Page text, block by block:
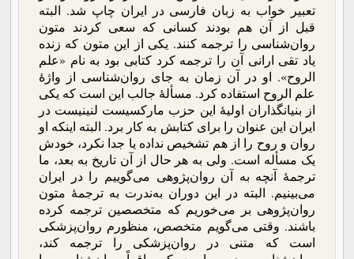
تعبیر خواب به زبان فارسی در ایران چاپ شد. البته
قبل از آن هم بودند کسانی که سعی کردند متون
روان‌شناسی را ترجمه کنند. یکی از این متون که زنده
یاد تقی ارانی آن را ترجمه کرد کتابی بود به نام «علم
الروح». او در آن زمان به جای روان‌شناسی از واژۀ
علم الروح استفاده کرد. مسألۀ جالب این است که یکی
از بنیانگذاران اولیۀ این حزب مارکسیست لنینیست‌ در
ایران این عنوان را برای کتابش به کار برد. البته اینکه او
روان و روح را از هم تشخیص نداده یا جدا نکرد، خودش
یک مسأله است. ولی به هر حال از آن تاریخ به بعد، ما
ترجمۀ آنچه به آن روان‌پژوهی می‌گوییم را در ایران
می‌بینیم. البته در این دوران به‌ندرت به ترجمۀ متون
روان‌پژوهی بر می‌خوریم که متخصصین ترجمه کرده
باشند. وقتی می‌گویم متخصص، منظورم روان‌پزشکی
است که متنی در روان‌پزشکی را ترجمه کند،